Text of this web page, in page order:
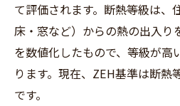
て評価されます。断熱等級は、
床・窓など）からの熱の出入り
を数値化したもので、等級が高
ります。現在、ZEH基準は断熱
です。